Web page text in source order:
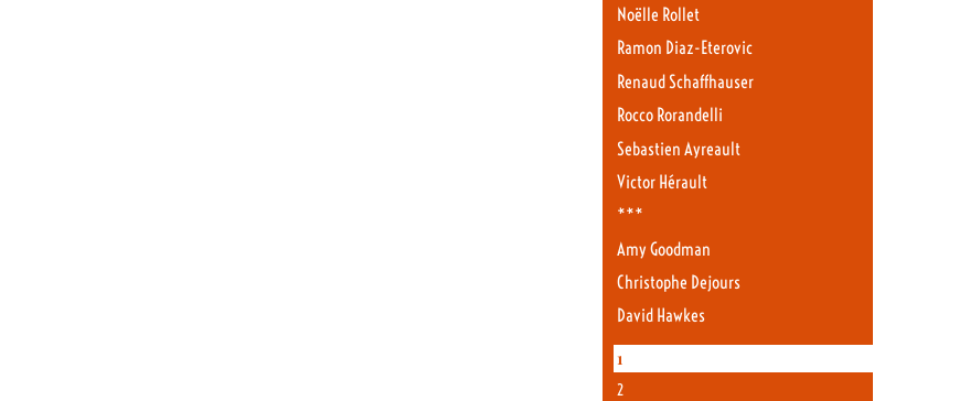
Noëlle Rollet
Ramon Diaz-Eterovic
Renaud Schaffhauser
Rocco Rorandelli
Sebastien Ayreault
Victor Hérault
***
Amy Goodman
Christophe Dejours
David Hawkes
1
2